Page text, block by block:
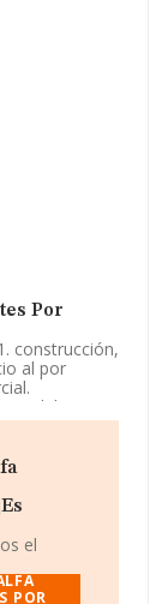
Por
construcción,
al por
inscrita en
Tiene
carretera'.
exteriores.
Por
tiene
Ciudad
el
POR